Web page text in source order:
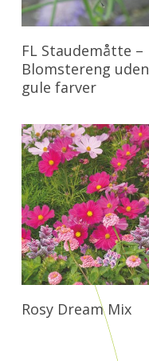
Læs Mere
FL Staudemåtte –
Blomstereng uden
gule farver
Læs Mere
Rosy Dream Mix